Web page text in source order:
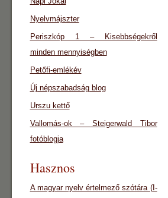
Nyelvmájszter
Periszkóp 1 – Kisebbségekről
minden mennyiségben
Petőfi-emlékév
Új népszabadság blog
Urszu kettő
Vallomás-ok – Steigerwald Tibor
fotóblogja
Hasznos
A magyar nyelv értelmező szótára (I-